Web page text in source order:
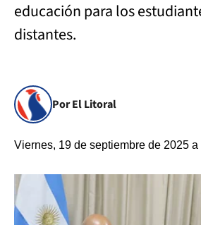
educación para los
distantes.
Por El Litoral
Viernes, 19 de septiembre de 2025 a